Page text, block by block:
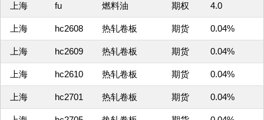
上海 fu 燃料油 期权 4.0
上海 hc2608 热轧卷板 期货 0.04%
上海 hc2609 热轧卷板 期货 0.04%
上海 hc2610 热轧卷板 期货 0.04%
上海 hc2701 热轧卷板 期货 0.04%